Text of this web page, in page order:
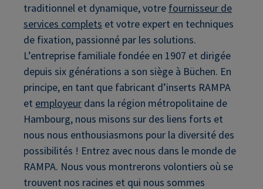
traditionnel et dynamique, votre fournisseur de
services complets et votre expert en techniques
de fixation, passionné par les solutions.
L’entreprise familiale fondée en 1907 et dirigée
depuis six générations a son siège à Büchen. En
principe, en tant que fabricant d’inserts RAMPA
et employeur dans la région métropolitaine de
Hambourg, nous misons sur des liens forts et
nous nous enthousiasmons pour la diversité des
possibilités ! Entrez avec nous dans le monde de
RAMPA. Nous vous montrerons volontiers où se
trouvent nos racines et qui nous sommes